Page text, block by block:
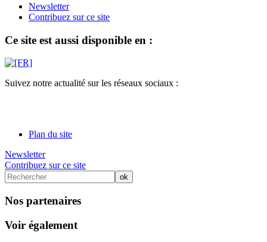
Newsletter
Contribuez sur ce site
Ce site est aussi disponible en :
Suivez notre actualité sur les réseaux sociaux :
Plan du site
Newsletter
Contribuez sur ce site
Nos partenaires
Voir également